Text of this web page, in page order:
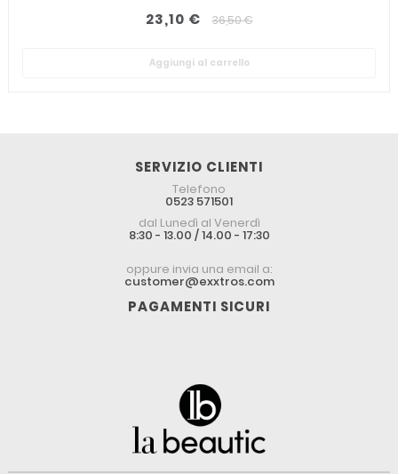
23,10 € 36,50 €
Aggiungi al carrello
SERVIZIO CLIENTI
Telefono
0523 571501
dal Lunedì al Venerdì
8:30 - 13.00 / 14.00 - 17:30
oppure invia una email a:
customer@exxtros.com
PAGAMENTI SICURI